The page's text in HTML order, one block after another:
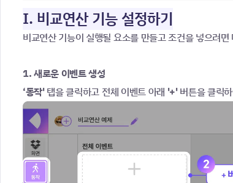
I. 비교연산 기능 설정하기
비교연산 기능이 실행될 요소를 만들고 조건을 넣으려
1. 새로운 이벤트 생성
‘동작' 탭을 클릭하고 전체 이벤트 아래 '+' 버튼을 클릭